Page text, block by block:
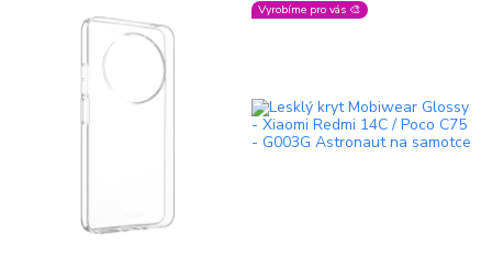
Vyrobíme pro vás 🎨